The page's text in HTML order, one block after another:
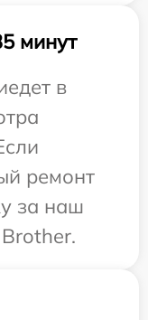
минут
в
ремонт
за наш